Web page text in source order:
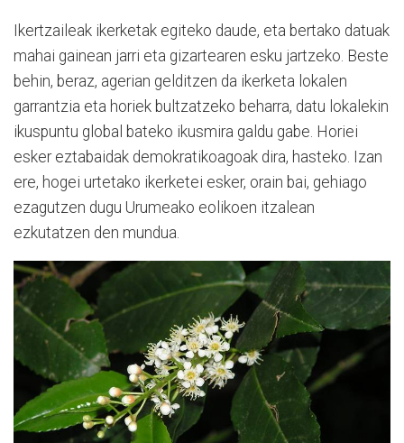
Ikertzaileak ikerketak egiteko daude, eta bertako datuak
mahai gainean jarri eta gizartearen esku jartzeko. Beste
behin, beraz, agerian gelditzen da ikerketa lokalen
garrantzia eta horiek bultzatzeko beharra, datu lokalekin
ikuspuntu global bateko ikusmira galdu gabe. Horiei
esker eztabaidak demokratikoagoak dira, hasteko. Izan
ere, hogei urtetako ikerketei esker, orain bai, gehiago
ezagutzen dugu Urumeako eolikoen itzalean
ezkutatzen den mundua.